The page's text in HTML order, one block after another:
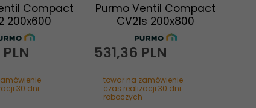
Compact
200x600
PLN
-
30 dni
Purmo Ventil Compact
CV21s 200x800
531,36 PLN
towar na zamówienie -
czas realizacji 30 dni
roboczych